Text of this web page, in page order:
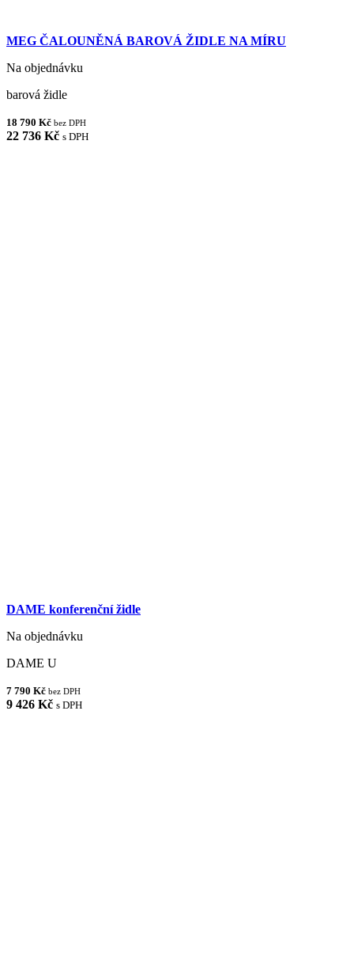
MEG ČALOUNĚNÁ BAROVÁ ŽIDLE NA MÍRU
Na objednávku
barová židle
18 790 Kč bez DPH
22 736 Kč s DPH
DAME konferenční židle
Na objednávku
DAME U
7 790 Kč bez DPH
9 426 Kč s DPH